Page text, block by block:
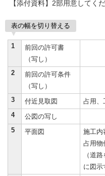
【添付資料】2部用意してくだ
表の幅を切り替える
1
前回の許可書
（写し）
2
前回の許可条件
（写し）
3
付近見取図
占用、
4
公図の写し
5
平面図
施工内
占用物
（道
に図示